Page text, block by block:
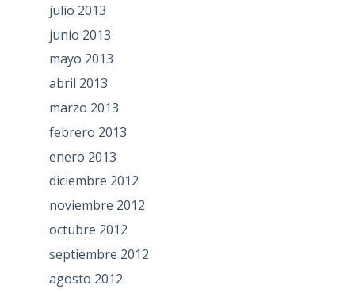
julio 2013
junio 2013
mayo 2013
abril 2013
marzo 2013
febrero 2013
enero 2013
diciembre 2012
noviembre 2012
octubre 2012
septiembre 2012
agosto 2012